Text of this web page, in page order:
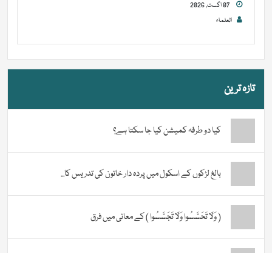
العلماء
تازہ ترین
کیا دو طرفہ کمیشن کیا جا سکتا ہے؟
بالغ لڑکوں کے اسکول میں پردہ دار خاتون کی تدریس کا...
( وَلَا تَحَسَّسُوا وَلَا تَجَسَّسُوا ) کے معانی میں فرق